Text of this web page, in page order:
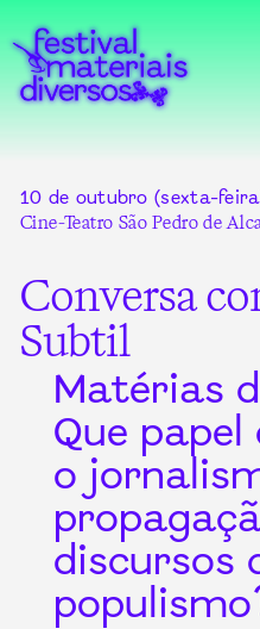
10 de outubro (sexta-
Cine-Teatro São Pedro de
Conversa
Subtil
Matérias
Que papel
o
discursos